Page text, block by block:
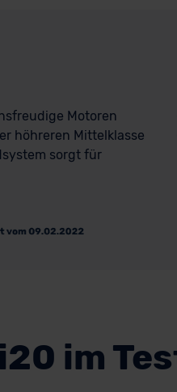
Motoren
höhreren Mittelklasse
sorgt für
im